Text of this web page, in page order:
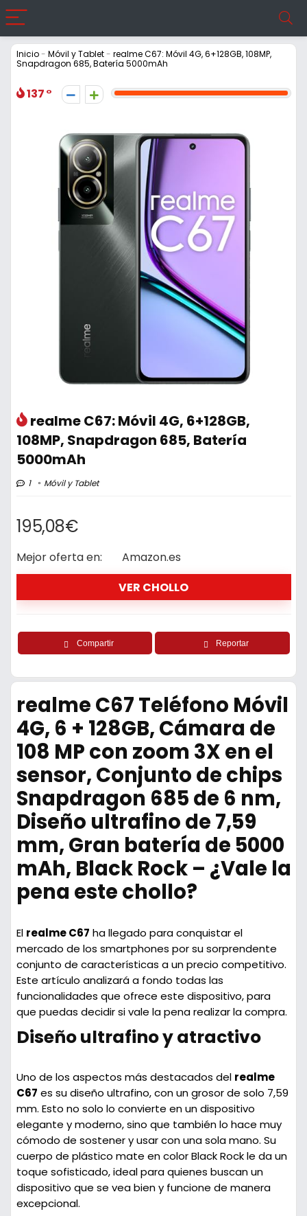
Inicio- Móvil y Tablet- realme C67: Móvil 4G, 6+128GB, 108MP,
Snapdragon 685, Batería 5000mAh
137
realme C67: Móvil 4G, 6+128GB,
108MP, Snapdragon 685, Batería
5000mAh
1 Móvil y Tablet
195,08€
Mejor oferta en:
Amazon.es
VER CHOLLO
Compartir Reportar
realme C67 Teléfono Móvil
4G, 6 + 128GB, Cámara de
108 MP con zoom 3X en el
sensor, Conjunto de chips
Snapdragon 685 de 6 nm,
Diseño ultrafino de 7,59
mm, Gran batería de 5000
mAh, Black Rock – ¿Vale la
pena este chollo?
El realme C67 ha llegado para conquistar el
mercado de los smartphones por su sorprendente
conjunto de características a un precio competitivo.
Este artículo analizará a fondo todas las
funcionalidades que ofrece este dispositivo, para
que puedas decidir si vale la pena realizar la compra.
Diseño ultrafino y atractivo
Uno de los aspectos más destacados del realme
C67 es sudiseño ultrafino, con un grosor de solo 7,59
mm. Esto no solo lo convierte en un dispositivo
elegante y moderno, sino que también lo hace muy
cómodo de sostener y usar con una sola mano. Su
cuerpo de plástico mate en color Black Rock le da un
toque sofisticado, ideal para quienes buscan un
dispositivo que se vea bien y funcione de manera
excepcional.